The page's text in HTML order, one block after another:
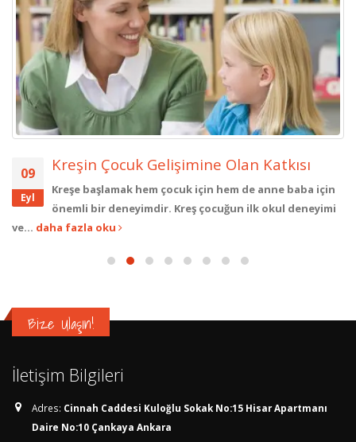
09
Eyl
Kreşin Çocuk Gelişimine Olan Katkısı
Kreşe başlamak hem çocuk için hem de anne baba için
önemli bir deneyimdir. Kreş çocuğun ilk okul deneyimi
ve... daha fazla oku
Bize Ulaşın!
İletişim Bilgileri
Adres: Cinnah Caddesi Kuloğlu Sokak No:15 Hisar Apartmanı
Daire No:10 Çankaya Ankara